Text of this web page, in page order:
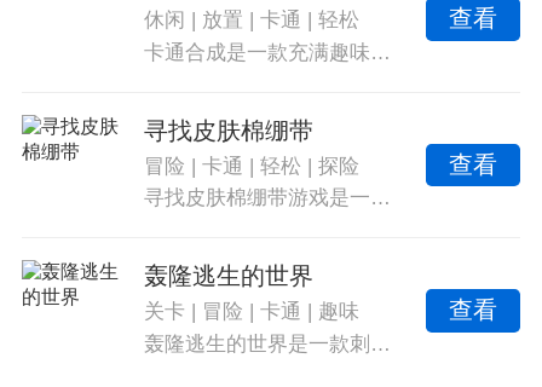
休闲 放置 |卡通 |轻松
卡通合成是一款充满趣味的休闲类游戏，非常轻松的解压玩法，玩家在游戏中可以建造各种房屋，你还可以将自己的房屋进行合成来获得更高等级的房屋，体验更多欢乐!喜欢的朋友们快来下载吧，体验轻松有趣的放置合成玩法，众多不同样式的房屋自由搭建，丰厚的金币奖励以及各种道具让你更轻松享受游戏。
查看
寻找皮肤棉绷带
冒险 |卡通 |轻松 |探险
寻找皮肤棉绷带游戏是一款卡通风格的冒险游戏，玩家可以在游戏中自由探索和冒险。游戏设定在古色古香的乡村医院，玩家需要在不同的房间中寻找需要的医疗设施和道具，帮助病人进行治疗。游戏中还有各种场景，如入口层、普通科室、洗衣房、婴儿护理层、实验室等，每个场景都有不同的挑战和谜题。游戏以令人惊叹的视觉效果和大气的音景而闻名，适合所有年龄段的玩家。现在就加入这个迷人的任务，掌握观察和演绎的艺术吧。
查看
轰隆逃生的世界
关卡 | 冒险 |卡通 | 趣味
轰隆逃生的世界是一款刺激的闯关游戏，为玩家提供多样的逃离任务和精彩的逃离模式。游戏中，玩家需要掌握每一关的规则，并合理运用，才能成功逃脱。每个关卡都有强大的boss，击败它们可以获取丰厚的奖励。游戏采用卡通主题，内容丰富，可自行选择角色形象，尽情体验关卡的乐趣。感受无比精彩的冒险，挑战各种谜题，锻炼思维能力。游戏包含多种难度的任务，自由尝试和解开谜题的乐趣。超刺激的冒险逃生内容，多样的玩法和自由度，为玩家带来不同的选择。
查看